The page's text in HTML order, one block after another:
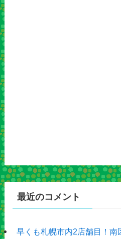
最近のコメント
早くも札幌市内2店舗目！南